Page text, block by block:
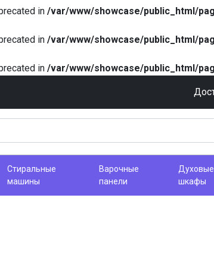
in /var/www/showcase/public_html/
in /var/www/showcase/public_html/
in /var/www/showcase/public_html/
Стиральные
машины
Варочные
панели
Духовые
шкафы